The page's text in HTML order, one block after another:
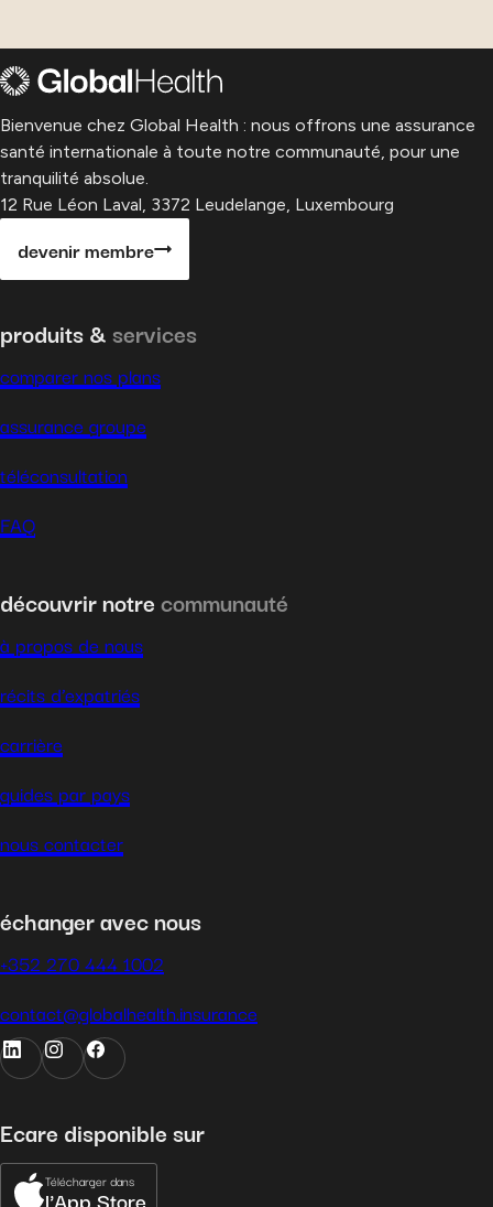
Bienvenue chez Global Health : nous offrons une assurance
santé internationale à toute notre communauté, pour une
tranquilité absolue.
12 Rue Léon Laval, 3372 Leudelange, Luxembourg
devenir membre
produits & services
comparer nos plans
assurance groupe
téléconsultation
FAQ
découvrir notrecommunauté
à propos de nous
récits d’expatriés
carrière
guides par pays
nous contacter
échanger avec nous
+352 270 444 1002
contact@globalhealth.insurance
Ecare disponible sur
Télécharger dans